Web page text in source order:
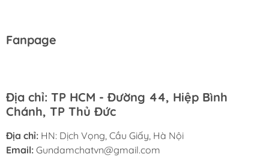
Fanpage
Địa chỉ: TP HCM - Đường 44, Hiệp Bình
Chánh, TP Thủ Đức
Địa chỉ: HN: Dịch Vọng, Cầu Giấy, Hà Nội
Email: Gundamchatvn@gmail.com